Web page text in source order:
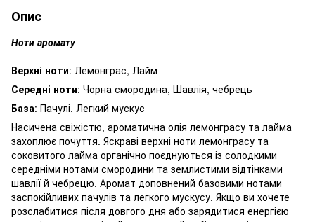
Опис
Ноти аромату
Верхні ноти: Лемонграс, Лайм
Середні ноти: Чорна смородина, Шавлія, чебрець
База: Пачулі, Легкий мускус
Насичена свіжістю, ароматична олія лемонграсу та лайма
захоплює почуття. Яскраві верхні ноти лемонграсу та
соковитого лайма органічно поєднуються із солодкими
середніми нотами смородини та землистими відтінками
шавлії й чебрецю. Аромат доповнений базовими нотами
заспокійливих пачулів та легкого мускусу. Якщо ви хочете
розслабитися після довгого дня або зарядитися енергією